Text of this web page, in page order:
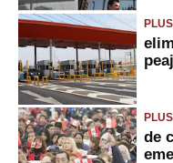
PLUS
PLUS
de